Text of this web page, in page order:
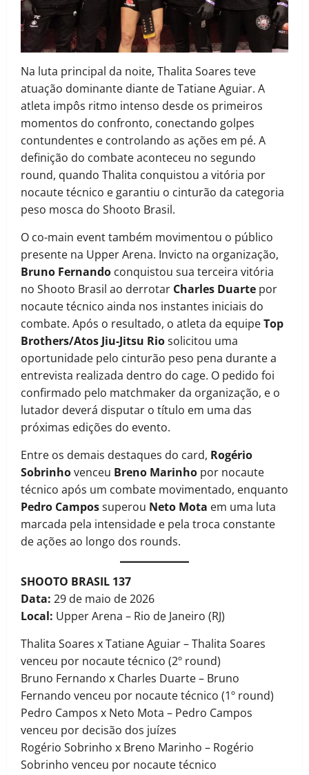
Na luta principal da noite, Thalita Soares teve
atuação dominante diante de Tatiane Aguiar. A
atleta impôs ritmo intenso desde os primeiros
momentos do confronto, conectando golpes
contundentes e controlando as ações em pé. A
definição do combate aconteceu no segundo
round, quando Thalita conquistou a vitória por
nocaute técnico e garantiu o cinturão da categoria
peso mosca do Shooto Brasil.
O co-main event também movimentou o público
presente na Upper Arena. Invicto na organização,
Bruno Fernando conquistou sua terceira vitória
no Shooto Brasil ao derrotar Charles Duarte por
nocaute técnico ainda nos instantes iniciais do
combate. Após o resultado, o atleta da equipeTop
Brothers/Atos Jiu-Jitsu Riosolicitou uma
oportunidade pelo cinturão peso pena durante a
entrevista realizada dentro do cage. O pedido foi
confirmado pelo matchmaker da organização, e o
lutador deverá disputar o título em uma das
próximas edições do evento.
Entre os demais destaques do card, Rogério
Sobrinhovenceu Breno Marinho por nocaute
técnico após um combate movimentado, enquanto
Pedro Campossuperou Neto Mota em uma luta
marcada pela intensidade e pela troca constante
de ações ao longo dos rounds.
SHOOTO BRASIL 137
Data: 29 de maio de 2026
Local: Upper Arena – Rio de Janeiro (RJ)
Thalita Soares x Tatiane Aguiar – Thalita Soares
venceu por nocaute técnico (2º round)
Bruno Fernando x Charles Duarte – Bruno
Fernando venceu por nocaute técnico (1º round)
Pedro Campos x Neto Mota – Pedro Campos
venceu por decisão dos juízes
Rogério Sobrinho x Breno Marinho – Rogério
Sobrinho venceu por nocaute técnico